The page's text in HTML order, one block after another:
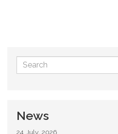
Search
form
News
24 July, 2026